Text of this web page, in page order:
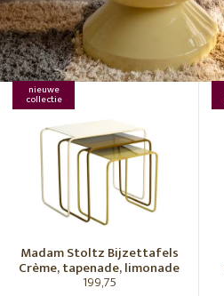
nieuwe
collectie
Madam Stoltz Bijzettafels
Crème, tapenade, limonade
199,75